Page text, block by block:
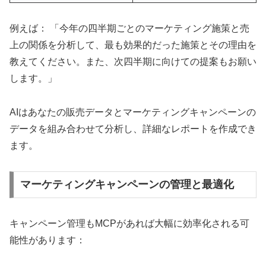
例えば： 「今年の四半期ごとのマーケティング施策と売
上の関係を分析して、最も効果的だった施策とその理由を
教えてください。また、次四半期に向けての提案もお願い
します。」
AIはあなたの販売データとマーケティングキャンペーンの
データを組み合わせて分析し、詳細なレポートを作成でき
ます。
マーケティングキャンペーンの管理と最適化
キャンペーン管理もMCPがあれば大幅に効率化される可
能性があります：